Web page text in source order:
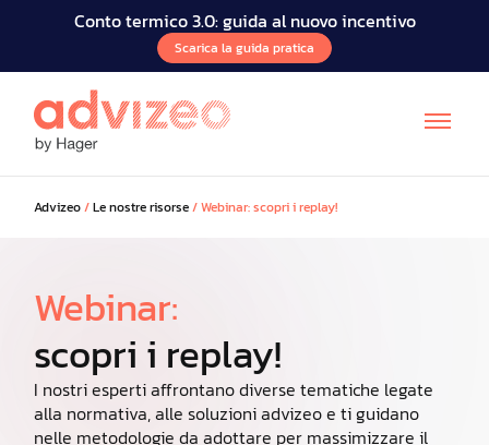
Conto termico 3.0: guida al nuovo incentivo
Scarica la guida pratica
FR
Advizeo/Le nostre risorse/Webinar: scopri i replay!
Webinar:
scopri i replay!
I nostri esperti affrontano diverse tematiche legate
alla normativa, alle soluzioni advizeo e ti guidano
nelle metodologie da adottare per massimizzare il